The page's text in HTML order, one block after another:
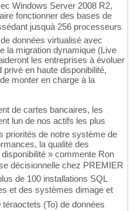
Windows Server 2008 R2,
fonctionner des bases de
jusquà 256 processeurs
données virtualisé avec
la migration dynamique (Live
les entreprises à évoluer
en haute disponibilité,
monter en charge à la
de cartes bancaires, les
lun de nos actifs les plus
priorités de notre système de
la qualité des
» commente Ron
décisionnelle chez PREMIER
de 100 installations SQL
et des systèmes dimage et
téraoctets (To) de données